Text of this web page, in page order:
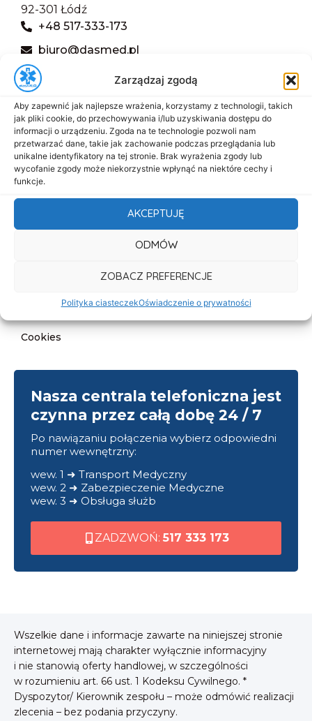
Zarządzaj zgodą
Aby zapewnić jak najlepsze wrażenia, korzystamy z technologii, takich
jak pliki cookie, do przechowywania i/lub uzyskiwania dostępu do
informacji o urządzeniu. Zgoda na te technologie pozwoli nam
przetwarzać dane, takie jak zachowanie podczas przeglądania lub
unikalne identyfikatory na tej stronie. Brak wyrażenia zgody lub
wycofanie zgody może niekorzystnie wpłynąć na niektóre cechy i
funkcje.
AKCEPTUJĘ
ODMÓW
ZOBACZ PREFERENCJE
Polityka ciasteczekOświadczenie o prywatności
92-301 Łódź
+48 517-333-173
biuro@dasmed.pl
Menu
O nas
Oferta
Cennik
Cookies
Nasza centrala telefoniczna jest
czynna przez całą dobę 24 / 7
Po nawiązaniu połączenia wybierz odpowiedni
numer wewnętrzny:
wew. 1 ➜ Transport Medyczny
wew. 2 ➜ Zabezpieczenie Medyczne
wew. 3 ➜ Obsługa służb
ZADZWOŃ: 517 333 173
Wszelkie dane i informacje zawarte na niniejszej stronie
internetowej mają charakter wyłącznie informacyjny
i nie stanowią oferty handlowej, w szczególności
w rozumieniu art. 66 ust. 1 Kodeksu Cywilnego. *
Dyspozytor/ Kierownik zespołu – może odmówić realizacji
zlecenia – bez podania przyczyny.